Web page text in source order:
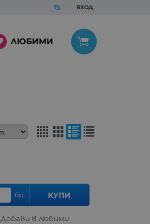
ВХОД
ЛЮБИМИ
бр. КУПИ
Добави в любими